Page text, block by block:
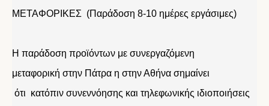
ΜΕΤΑΦΟΡΙΚΕΣ (Παράδοση 8-10 ημέρες εργάσιμες)
Η παράδοση προϊόντων με συνεργαζόμενη
μεταφορική στην Πάτρα η στην Αθήνα σημαίνει
ότι κατόπιν συνεννόησης και τηλεφωνικής ιδιοποιήσεις